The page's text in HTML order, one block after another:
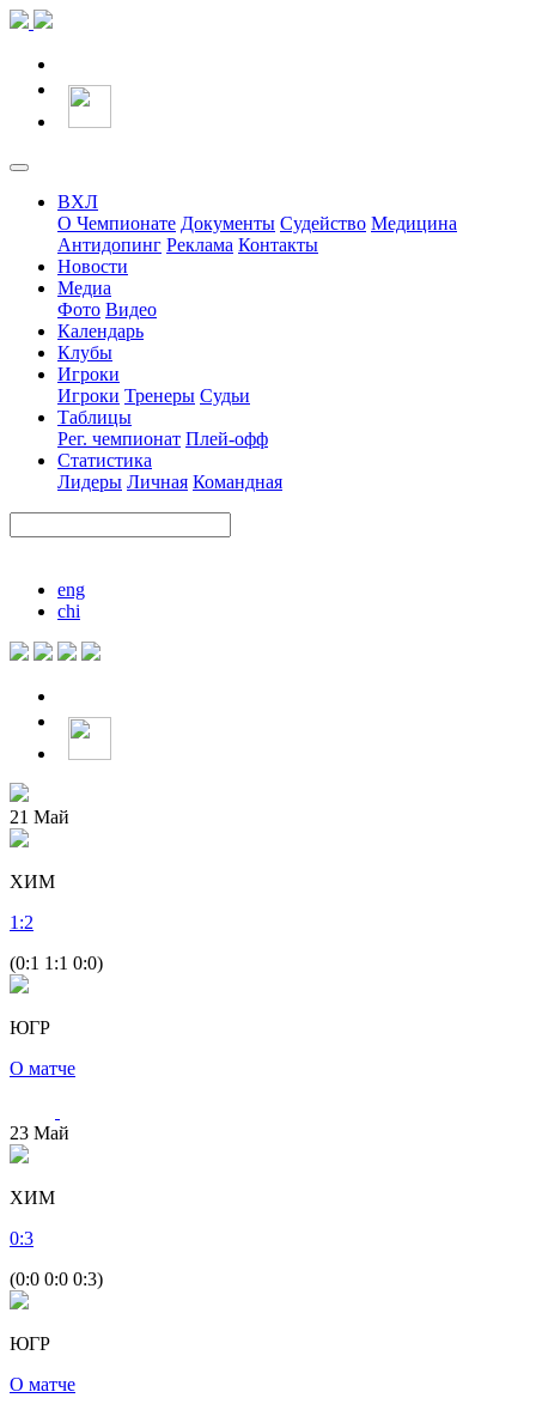
ВХЛ
О Чемпионате Документы Судейство Медицина
Антидопинг Реклама Контакты
Новости
Медиа
Фото Видео
Календарь
Клубы
Игроки
Игроки Тренеры Судьи
Таблицы
Рег. чемпионат Плей-офф
Статистика
Лидеры Личная Командная
eng
chi
21 Май
ХИМ
1 :2
(0:1 1:1 0:0)
ЮГР
О матче
23 Май
ХИМ
0:3
(0:0 0:0 0:3)
ЮГР
О матче